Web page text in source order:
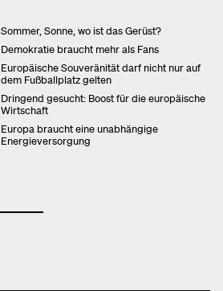
Sommer, Sonne, wo ist das Gerüst?
Demokratie braucht mehr als Fans
Europäische Souveränität darf nicht nur auf
dem Fußballplatz gelten
Dringend gesucht: Boost für die europäische
Wirtschaft
Europa braucht eine unabhängige
Energieversorgung